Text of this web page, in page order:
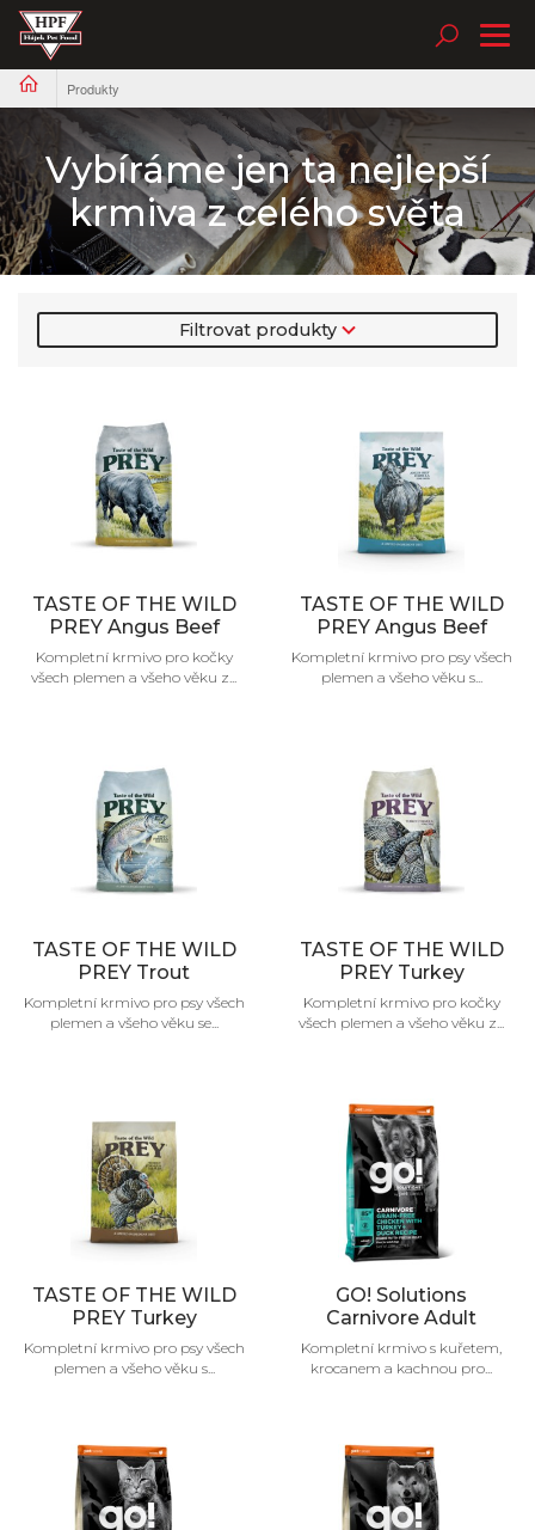
Produkty
Vybíráme jen ta nejlepší
krmiva z celého světa
Filtrovat produkty
TASTE OF THE WILD
PREY Angus Beef
Kompletní krmivo pro kočky
všech plemen a všeho věku z...
TASTE OF THE WILD
PREY Angus Beef
Kompletní krmivo pro psy všech
plemen a všeho věku s...
TASTE OF THE WILD
PREY Trout
Kompletní krmivo pro psy všech
plemen a všeho věku se...
TASTE OF THE WILD
PREY Turkey
Kompletní krmivo pro kočky
všech plemen a všeho věku z...
TASTE OF THE WILD
PREY Turkey
Kompletní krmivo pro psy všech
plemen a všeho věku s...
GO! Solutions
Carnivore Adult
Kompletní krmivo s kuřetem,
krocanem a kachnou pro...